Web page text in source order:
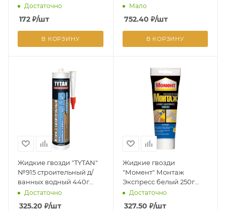
1378329 (Хенкель)*1/12
Достаточно
172 ₽/шт
В КОРЗИНУ
(290мл) НОВИНКА
Мало
752.40 ₽/шт
В КОРЗИНУ
Жидкие гвозди "TYTAN"
№915 строительный д/
ванных водный 440г
06985 (Польша)*12
Достаточно
325.20 ₽/шт
Жидкие гвозди
"Момент" Монтаж
Экспресс белый 250г
600617 (немороз)
(Хенкель)(до+5)*1/12
Достаточно
327.50 ₽/шт